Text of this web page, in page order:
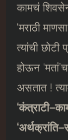
कामचं
‘मराठी
त्यांची
होऊन
असतात !
‘कंत्राटी–
‘अर्थक्रांति–